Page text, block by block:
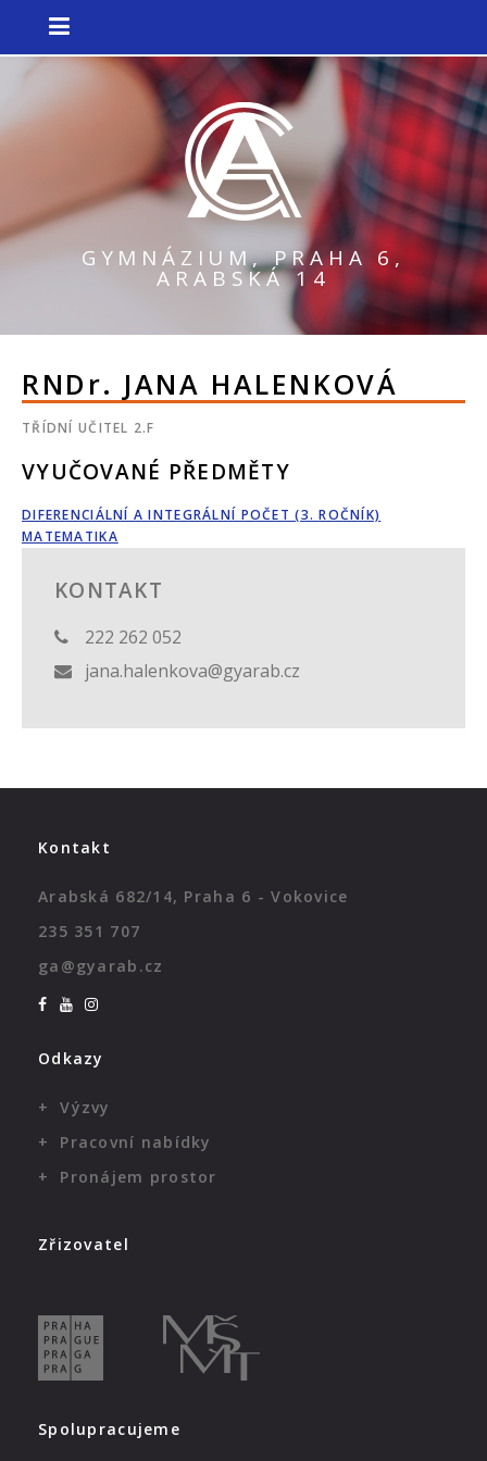
GYMNÁZIUM, PRAHA 6,
ARABSKÁ 14
RNDr. JANA HALENKOVÁ
TŘÍDNÍ UČITEL 2.F
VYUČOVANÉ PŘEDMĚTY
DIFERENCIÁLNÍ A INTEGRÁLNÍ POČET (3. ROČNÍK)
MATEMATIKA
KONTAKT
222 262 052
jana.halenkova@gyarab.cz
Kontakt
Arabská 682/14, Praha 6 - Vokovice
235 351 707
ga@gyarab.cz
Odkazy
Výzvy
Pracovní nabídky
Pronájem prostor
Zřizovatel
Spolupracujeme